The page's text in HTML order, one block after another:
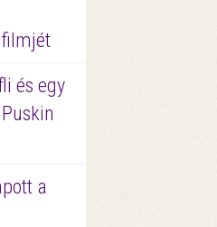
és egy
a